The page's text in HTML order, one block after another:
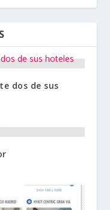
dos de sus